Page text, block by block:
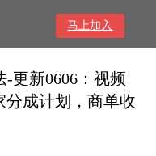
马上加入
更新0606：视频
分成计划，商单收